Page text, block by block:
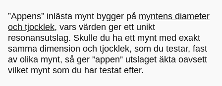
”Appens” inlästa mynt bygger på myntens diameter
och tjocklek, vars värden ger ett unikt
resonansutslag. Skulle du ha ett mynt med exakt
samma dimension och tjocklek, som du testar, fast
av olika mynt, så ger ”appen” utslaget äkta oavsett
vilket mynt som du har testat efter.